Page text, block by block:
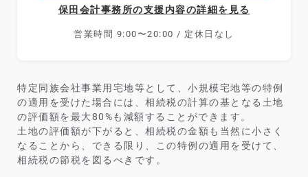
保田会計事務所の支援内容の詳細を見る
営業時間 9:00〜20:00 / 定休日なし
特定同族会社事業用宅地等として、小規模宅地等の特例
の適用を受けた場合には、相続税の計算の基となる土地
の評価額を最大80%も減額することができます。
土地の評価額が下がると、相続税の金額も当然に小さく
なることから、できる限り、この特例の適用を受けて、
相続税の節税を図るべきです。